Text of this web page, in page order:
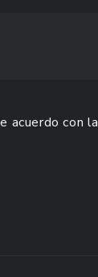
acuerdo con la